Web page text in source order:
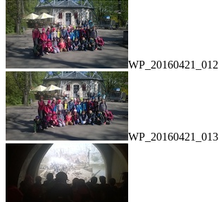
WP_20160421_012
WP_20160421_013